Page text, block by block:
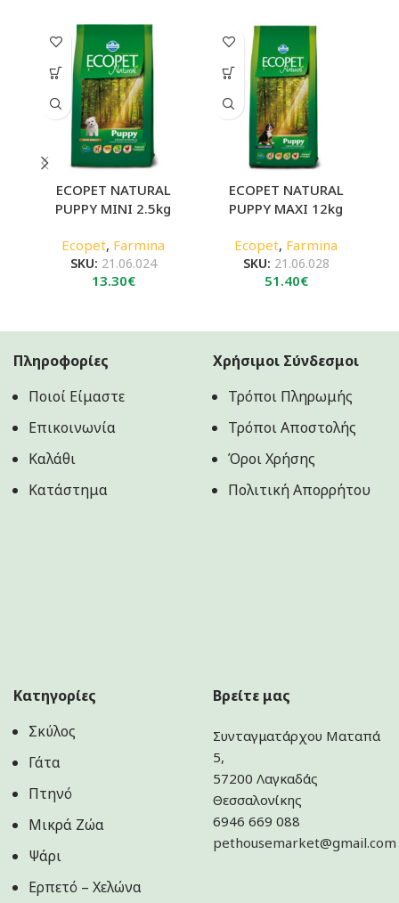
ECOPET NATURAL
PUPPY MINI 2.5kg
Ecopet, Farmina
SKU: 21.06.024
13.30€
ECOPET NATURAL
PUPPY MAXI 12kg
Ecopet, Farmina
SKU: 21.06.028
51.40€
Πληροφορίες
Ποιοί Είμαστε
Επικοινωνία
Καλάθι
Κατάστημα
Χρήσιμοι Σύνδεσμοι
Τρόποι Πληρωμής
Τρόποι Αποστολής
Όροι Χρήσης
Πολιτική Aπορρήτου
Κατηγορίες
Σκύλος
Γάτα
Πτηνό
Μικρά Ζώα
Ψάρι
Ερπετό – Χελώνα
Βρείτε μας
Συνταγματάρχου Ματαπά
5,
57200 Λαγκαδάς
Θεσσαλονίκης
6946 669 088
pethousemarket@gmail.com